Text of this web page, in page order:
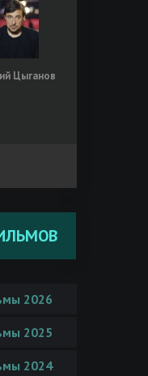
Цыганов
2026
2025
2024